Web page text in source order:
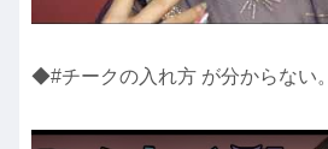
◆#️チークの入れ方 が分からない。